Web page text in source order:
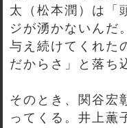
太（松本潤）は「
ジが湧かないんだ
与え続けてくれた
だからさ」と落ち
そのとき、関谷宏
ってくる。井上薫